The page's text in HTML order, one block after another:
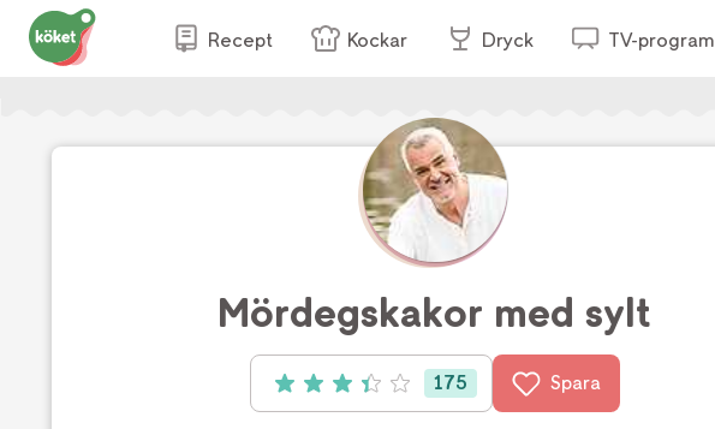
Recept Kockar Dryck TV-program
Mördegskakor med sylt
Betyg: 3.4 av 5 (175 röster)
175 Spara